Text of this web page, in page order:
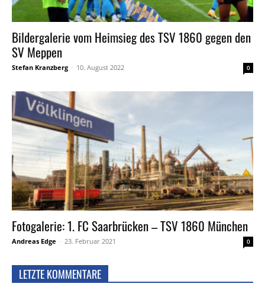
Bildergalerie vom Heimsieg des TSV 1860 gegen den
SV Meppen
Stefan Kranzberg - 10. August 2022 0
Fotogalerie: 1. FC Saarbrücken – TSV 1860 München
Andreas Edge - 23. Februar 2021 0
LETZTE KOMMENTARE